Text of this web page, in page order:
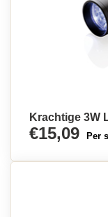
Krachtige 3W
€15,09 Per